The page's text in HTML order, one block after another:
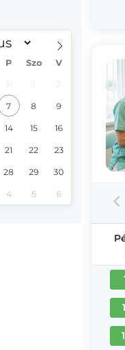
P Szo V
7 8 9
14 15 16
21 22 23
28 29 30
4 5 6